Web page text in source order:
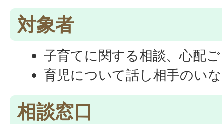
対象者
子育てに関する相談、心配
育児について話し相手のい
相談窓口